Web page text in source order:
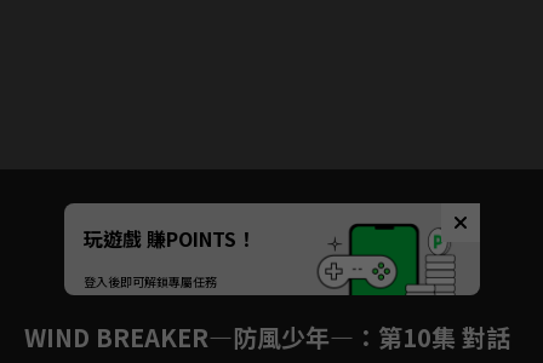
Unmute
如有不便請見諒
玩遊戲 賺POINTS！
登入後即可解鎖專屬任務
WIND BREAKER—防風少年— ：第10集 對話